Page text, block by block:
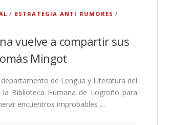
/ ESTRATEGIA ANTI RUMORES /
vuelve a compartir sus
Mingot
de Lengua y Literatura del
Biblioteca Humana de Logroño para
encuentros improbables …